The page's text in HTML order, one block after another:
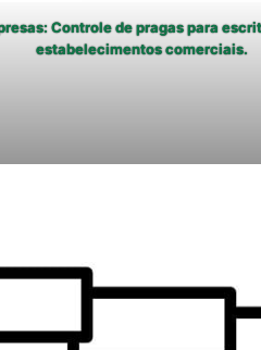
Controle de pragas para
estabelecimentos comerciais.